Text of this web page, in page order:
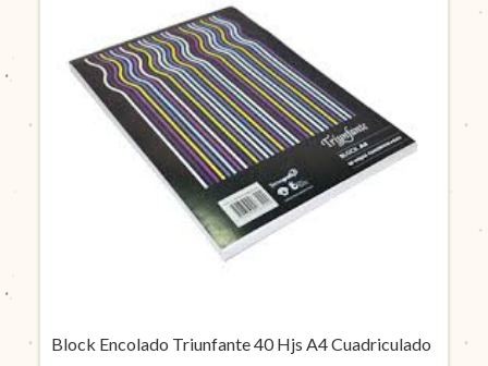
Block Encolado Triunfante 40 Hjs A4 Cuadriculado